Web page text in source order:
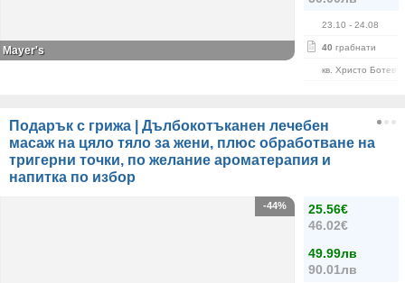
23.10 - 24.08
40 грабнати
кв. Христо Ботев
Mayer's
Подарък с грижа | Дълбокотъканен лечебен
масаж на цяло тяло за жени, плюс обработване на
тригерни точки, по желание ароматерапия и
напитка по избор
25.56€
46.02€
49.99лв
90.01лв
-44%